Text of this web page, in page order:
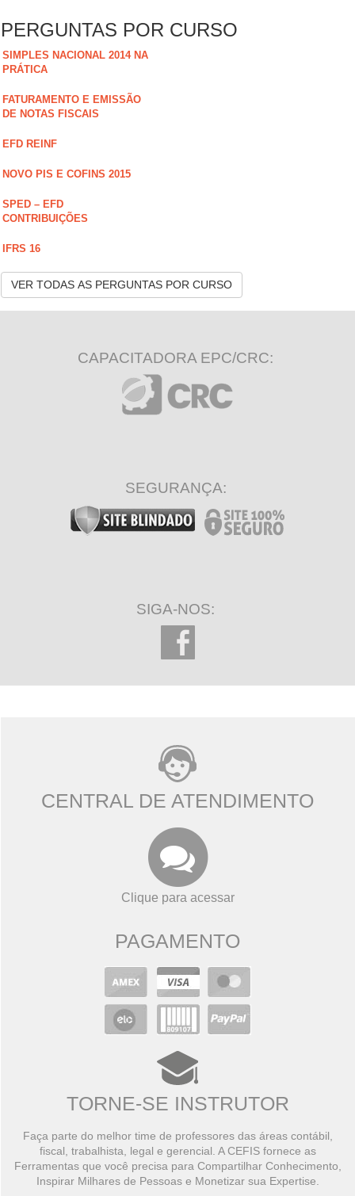
PERGUNTAS POR CURSO
SIMPLES NACIONAL 2014 NA
PRÁTICA
FATURAMENTO E EMISSÃO
DE NOTAS FISCAIS
EFD REINF
NOVO PIS E COFINS 2015
SPED – EFD
CONTRIBUIÇÕES
IFRS 16
VER TODAS AS PERGUNTAS POR CURSO
CAPACITADORA EPC/CRC:
SEGURANÇA:
SIGA-NOS:
CENTRAL DE ATENDIMENTO
Clique para acessar
PAGAMENTO
TORNE-SE INSTRUTOR
Faça parte do melhor time de professores das áreas contábil,
fiscal, trabalhista, legal e gerencial. A CEFIS fornece as
Ferramentas que você precisa para Compartilhar Conhecimento,
Inspirar Milhares de Pessoas e Monetizar sua Expertise.